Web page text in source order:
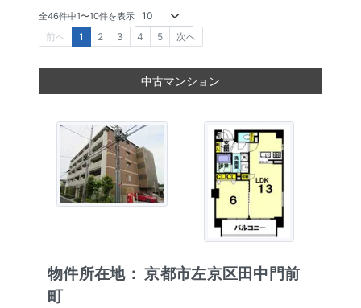
全46件中1〜10件を表示
前へ 1 2 3 4 5 次へ
中古マンション
物件所在地：京都市左京区田中門前
町